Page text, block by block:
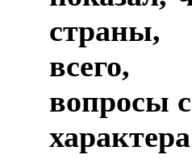
всего,
вопросы
характера